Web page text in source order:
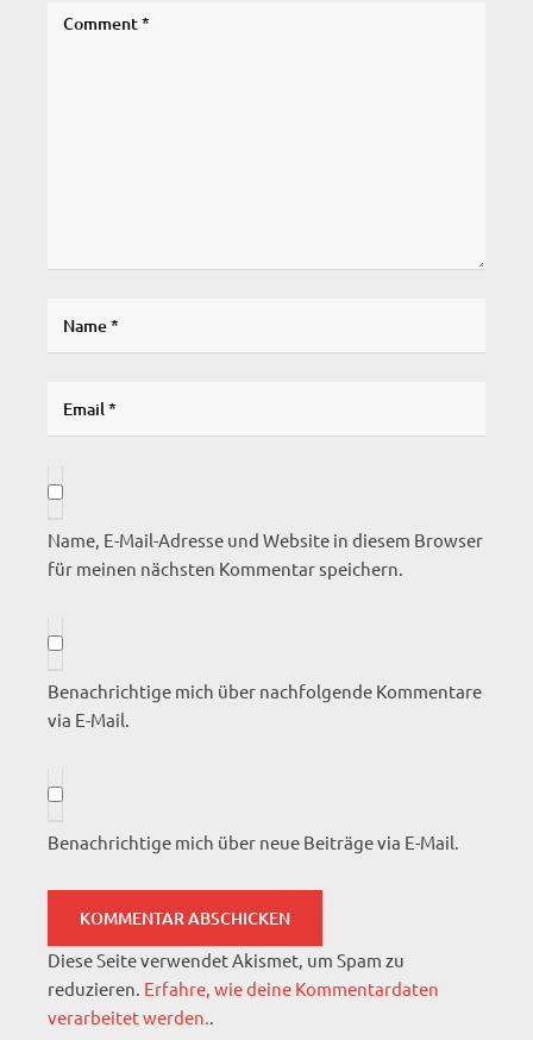
Name, E-Mail-Adresse und Website in diesem Browser
für meinen nächsten Kommentar speichern.
Benachrichtige mich über nachfolgende Kommentare
via E-Mail.
Benachrichtige mich über neue Beiträge via E-Mail.
Diese Seite verwendet Akismet, um Spam zu
reduzieren. Erfahre, wie deine Kommentardaten
verarbeitet werden..